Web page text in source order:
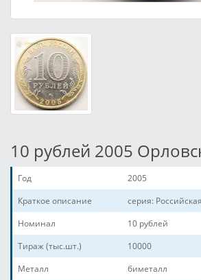
10 рублей 2005
Год
2005
Краткое описание
серия:
Номинал
10 рублей
Тираж (тыс.шт.)
10000
Металл
биметалл